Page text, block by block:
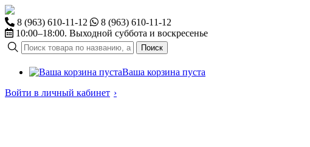
8 (963) 610-11-12
8 (963) 610-11-12
10:00–18:00. Выходной суббота и воскресенье
Поиск
Ваша корзина пуста
Войти в личный кабинет ›